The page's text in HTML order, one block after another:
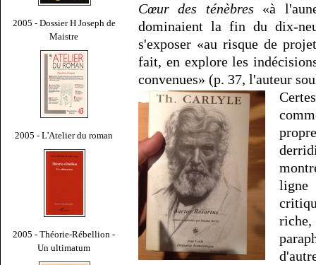
2005 - Dossier H Joseph de
Maistre
2005 - L'Atelier du roman
2005 - Théorie-Rébellion -
Un ultimatum
Cœur des ténèbres «à
dominaient la fin du dix-
s'exposer «au risque de
fait, en explore les
convenues» (p. 37, l'auteur
ligne